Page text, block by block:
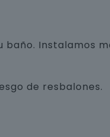
Instalamos
de resbalones.